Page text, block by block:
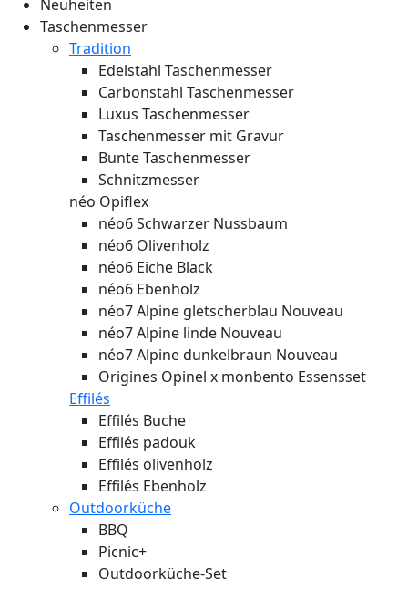
Neuheiten
Taschenmesser
Tradition
Edelstahl Taschenmesser
Carbonstahl Taschenmesser
Luxus Taschenmesser
Taschenmesser mit Gravur
Bunte Taschenmesser
Schnitzmesser
néo Opiflex
néo6 Schwarzer Nussbaum
néo6 Olivenholz
néo6 Eiche Black
néo6 Ebenholz
néo7 Alpine gletscherblau Nouveau
néo7 Alpine linde Nouveau
néo7 Alpine dunkelbraun Nouveau
Origines Opinel x monbento Essensset
Effilés
Effilés Buche
Effilés padouk
Effilés olivenholz
Effilés Ebenholz
Outdoorküche
BBQ
Picnic+
Outdoorküche-Set